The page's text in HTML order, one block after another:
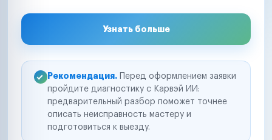
Узнать больше
Рекомендация. Перед оформлением заявки
пройдите диагностику с Карвэй ИИ:
предварительный разбор поможет точнее
описать неисправность мастеру и
подготовиться к выезду.